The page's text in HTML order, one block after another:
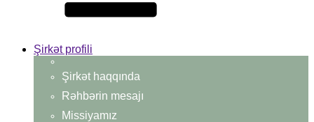
Şirkət profili
Şirkət haqqında
Rəhbərin mesajı
Missiyamız